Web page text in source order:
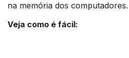
na memória dos computadores.
Veja como é fácil: